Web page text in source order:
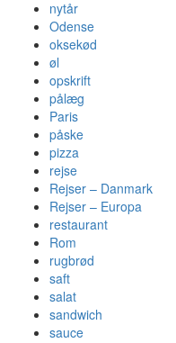
nytår
Odense
oksekød
øl
opskrift
pålæg
Paris
påske
pizza
rejse
Rejser – Danmark
Rejser – Europa
restaurant
Rom
rugbrød
saft
salat
sandwich
sauce